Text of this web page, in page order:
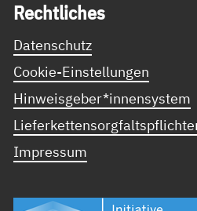
Recht­li­ches
Datenschutz
Cookie-Einstellungen
Hinweisgeber*innensystem
Impressum